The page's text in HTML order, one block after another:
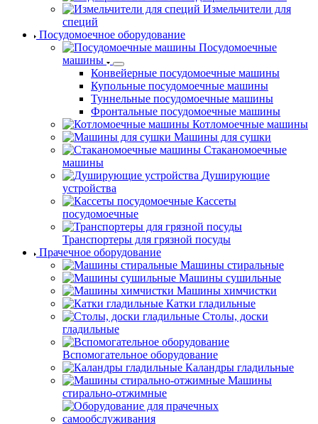
Измельчители для
специй
Посудомоечное оборудование
Посудомоечные
машины
Конвейерные посудомоечные машины
Купольные посудомоечные машины
Туннельные посудомоечные машины
Фронтальные посудомоечные машины
Котломоечные машины
Машины для сушки
Стаканомоечные
машины
Душирующие
устройства
Кассеты
посудомоечные
Транспортеры для грязной посуды
Прачечное оборудование
Машины стиральные
Машины сушильные
Машины химчистки
Катки гладильные
Столы, доски
гладильные
Вспомогательное оборудование
Каландры гладильные
Машины
стирально-отжимные